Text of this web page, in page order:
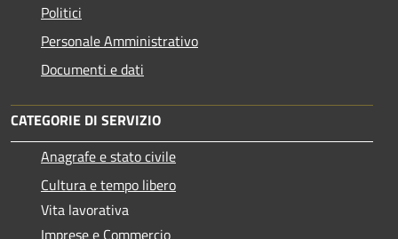
Politici
Personale Amministrativo
Documenti e dati
CATEGORIE DI SERVIZIO
Anagrafe e stato civile
Cultura e tempo libero
Vita lavorativa
Imprese e Commercio